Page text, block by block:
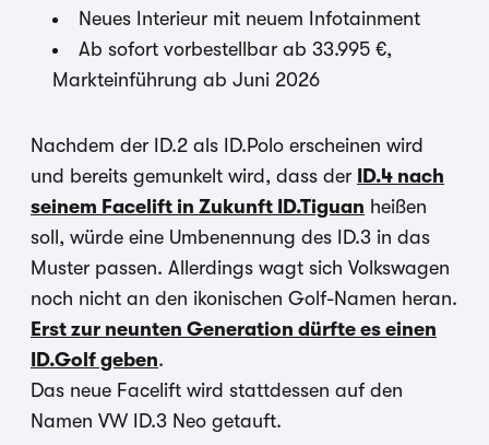
Neues Interieur mit neuem Infotainment
Ab sofort vorbestellbar ab 33.995 €,
Markteinführung ab Juni 2026
Nachdem der ID.2 als ID.Polo erscheinen wird
und bereits gemunkelt wird, dass der ID.4 nach
seinem Facelift in Zukunft ID.Tiguan heißen
soll, würde eine Umbenennung des ID.3 in das
Muster passen. Allerdings wagt sich Volkswagen
noch nicht an den ikonischen Golf-Namen heran.
Erst zur neunten Generation dürfte es einen
ID.Golf geben.
Das neue Facelift wird stattdessen auf den
Namen VW ID.3 Neo getauft.